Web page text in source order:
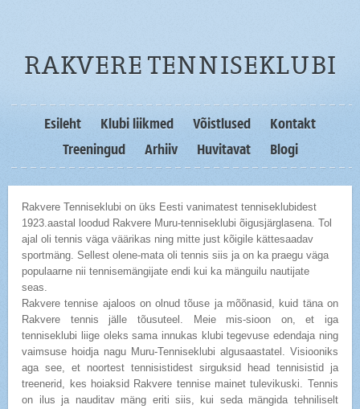
RAKVERE TENNISEKLUBI
Esileht Klubi liikmed Võistlused
Kontakt
Treeningud
Arhiiv Huvitavat Blogi
Rakvere Tenniseklubi on üks Eesti vanimatest tenniseklubidest
1923.aastal loodud Rakvere Muru-tenniseklubi õigusjärglasena. Tol
ajal oli tennis väga väärikas ning mitte just kõigile kättesaadav
sportmäng. Sellest olene-mata oli tennis siis ja on ka praegu väga
populaarne nii tennisemängijate endi kui ka mänguilu nautijate
seas.
Rakvere tennise ajaloos on olnud tõuse ja mõõnasid, kuid täna on
Rakvere tennis jälle tõusuteel. Meie mis-sioon on, et iga
tenniseklubi liige oleks sama innukas klubi tegevuse edendaja ning
vaimsuse hoidja nagu Muru-Tenniseklubi algusaastatel. Visiooniks
aga see, et noortest tennisistidest sirguksid head tennisistid ja
treenerid, kes hoiaksid Rakvere tennise mainet tulevikuski. Tennis
on ilus ja nauditav mäng eriti siis, kui seda mängida tehniliselt